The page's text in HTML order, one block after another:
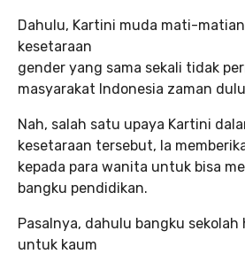
Dahulu, Kartini muda mati-
kesetaraan
gender yang sama sekali tidak
masyarakat Indonesia zaman
Nah, salah satu upaya Kartini
kesetaraan tersebut, Ia
kepada para wanita untuk bisa
bangku pendidikan.
Pasalnya, dahulu bangku
untuk kaum